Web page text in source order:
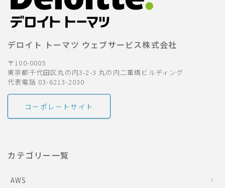
デロイト トーマツ ウェブサービス株式会社
〒100-0005
東京都千代田区丸の内3-2-3 丸の内二重橋ビルディング
代表電話 03-6213-2030
コーポレートサイト
カテゴリー一覧
AWS